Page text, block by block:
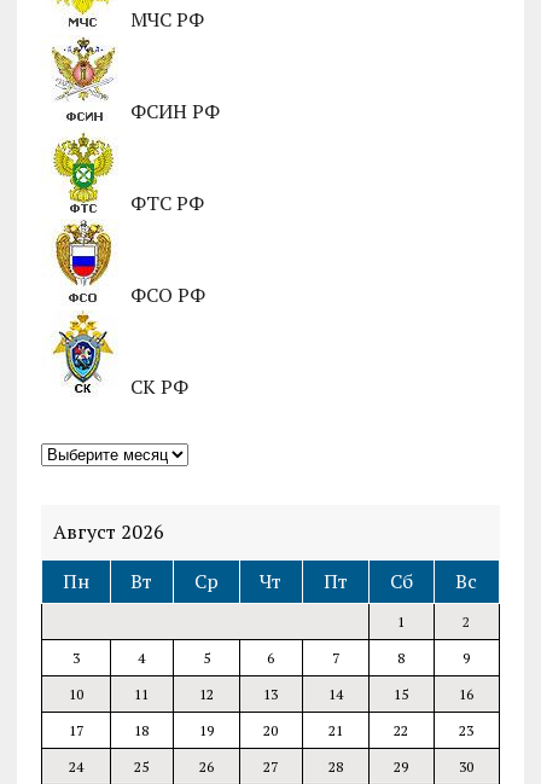
МЧС РФ
ФСИН РФ
ФТС РФ
ФСО РФ
СК РФ
Архивы
Август 2026
Пн
Вт Ср Чт Пт Сб Вс
1
2
3
4 5 6 7 8
9
10
11 12 13 14 15
16
17
18 19 20 21 22
23
24
25 26 27 28 29
30